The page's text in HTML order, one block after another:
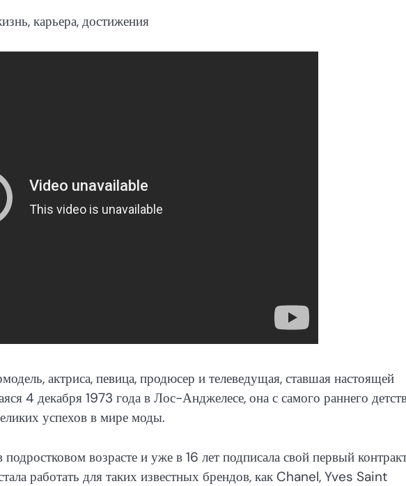
актриса, певица, продюсер и телеведущая, ставшая настоящей
4 декабря 1973 года в Лос-Анджелесе, она с самого раннего
успехов в мире моды.
возрасте и уже в 16 лет подписала свой первый
работать для таких известных брендов, как Chanel, Yves Saint